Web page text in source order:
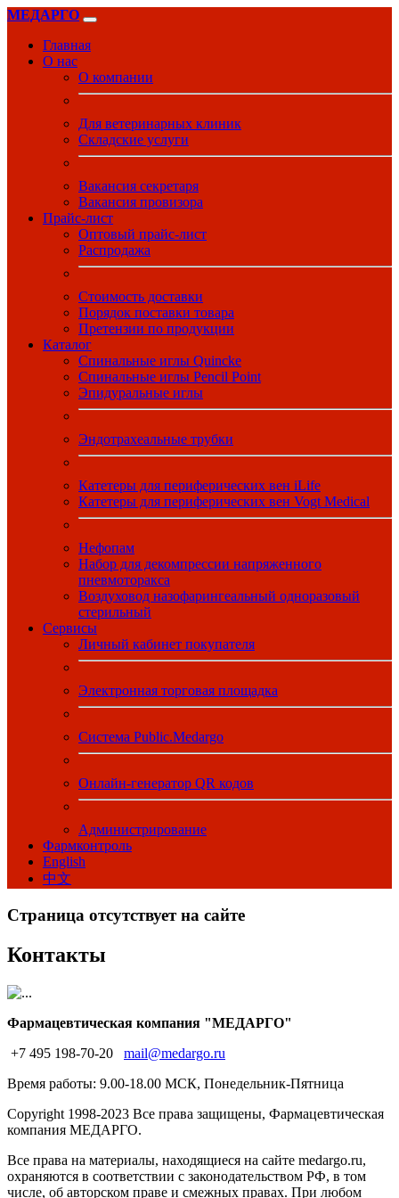
МЕДАРГО
Главная
О нас
О компании
Для ветеринарных клиник
Складские услуги
Вакансия секретаря
Вакансия провизора
Прайс-лист
Оптовый прайс-лист
Распродажа
Стоимость доставки
Порядок поставки товара
Претензии по продукции
Каталог
Спинальные иглы Quincke
Спинальные иглы Pencil Point
Эпидуральные иглы
Эндотрахеальные трубки
Катетеры для периферических вен iLife
Катетеры для периферических вен Vogt Medical
Нефопам
Набор для декомпрессии напряженного
пневмоторакса
Воздуховод назофарингеальный одноразовый
стерильный
Сервисы
Личный кабинет покупателя
Электронная торговая площадка
Система Public.Medargo
Онлайн-генератор QR кодов
Администрирование
Фармконтроль
English
中文
Страница отсутствует на сайте
Контакты
Фармацевтическая компания "МЕДАРГО"
+7 495 198-70-20
mail@medargo.ru
Время работы: 9.00-18.00 МСК, Понедельник-Пятница
Copyright 1998-2023 Все права защищены, Фармацевтическая
компания МЕДАРГО.
Все права на материалы, находящиеся на сайте medargo.ru,
охраняются в соответствии с законодательством РФ, в том
числе, об авторском праве и смежных правах. При любом